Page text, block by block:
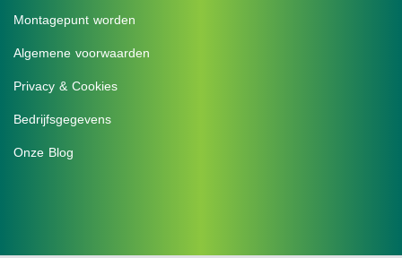
Montagepunt worden
Algemene voorwaarden
Privacy & Cookies
Bedrijfsgegevens
Onze Blog